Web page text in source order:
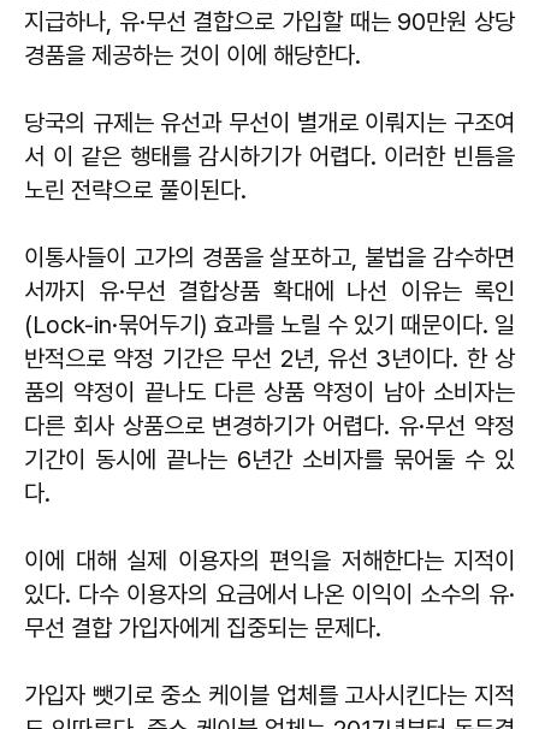
지급하나, 유·무선 결합으로 가입할 때는 90만원 상당
경품을 제공하는 것이 이에 해당한다.
당국의 규제는 유선과 무선이 별개로 이뤄지는 구조여
서 이 같은 행태를 감시하기가 어렵다. 이러한 빈틈을
노린 전략으로 풀이된다.
이통사들이 고가의 경품을 살포하고, 불법을 감수하면
서까지 유·무선 결합상품 확대에 나선 이유는 록인
(Lock-in·묶어두기) 효과를 노릴 수 있기 때문이다. 일
반적으로 약정 기간은 무선 2년, 유선 3년이다. 한 상
품의 약정이 끝나도 다른 상품 약정이 남아 소비자는
다른 회사 상품으로 변경하기가 어렵다. 유·무선 약정
기간이 동시에 끝나는 6년간 소비자를 묶어둘 수 있
다.
이에 대해 실제 이용자의 편익을 저해한다는 지적이
있다. 다수 이용자의 요금에서 나온 이익이 소수의 유·
무선 결합 가입자에게 집중되는 문제다.
가입자 뺏기로 중소 케이블 업체를 고사시킨다는 지적